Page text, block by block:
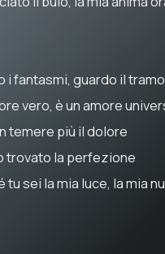
i fantasmi, guardo il
vero, è un amore
temere più il dolore
trovato la perfezione
sei la mia luce, la mia